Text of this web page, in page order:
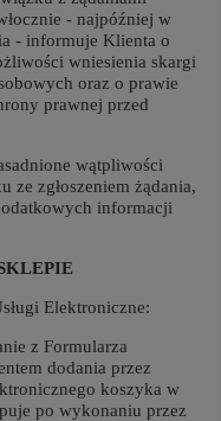
- najpóźniej w
- informuje Klienta o
wniesienia skargi
oraz o prawie
prawnej przed
wątpliwości
ze zgłoszeniem żądania,
informacji
Elektroniczne:
z Formularza
dodania przez
koszyka w
po wykonaniu przez